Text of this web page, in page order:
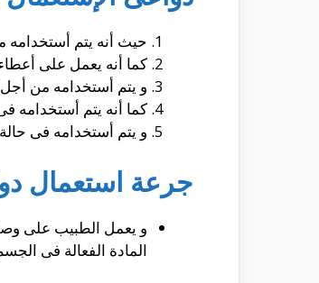
حيث أنه يتم
كما أنه يعمل على
و يتم أستخدامه من
كما أنه يتم أستخدامه
و يتم أستخدامه فى
جرعة استعمال
و يعمل الطبيب على
المادة الفعالة فى